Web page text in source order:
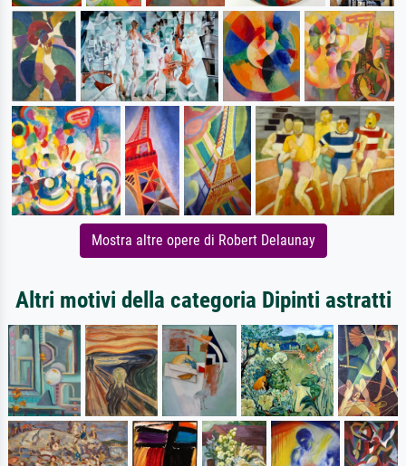
Mostra altre opere di Robert Delaunay
Altri motivi della categoria Dipinti astratti